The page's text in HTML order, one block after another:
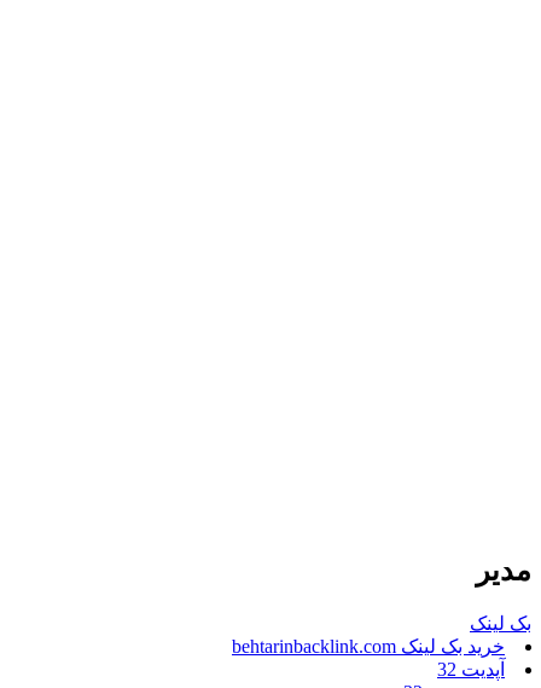
مدیر
بک لینک
خرید بک لینک behtarinbacklink.com
آپدیت 32